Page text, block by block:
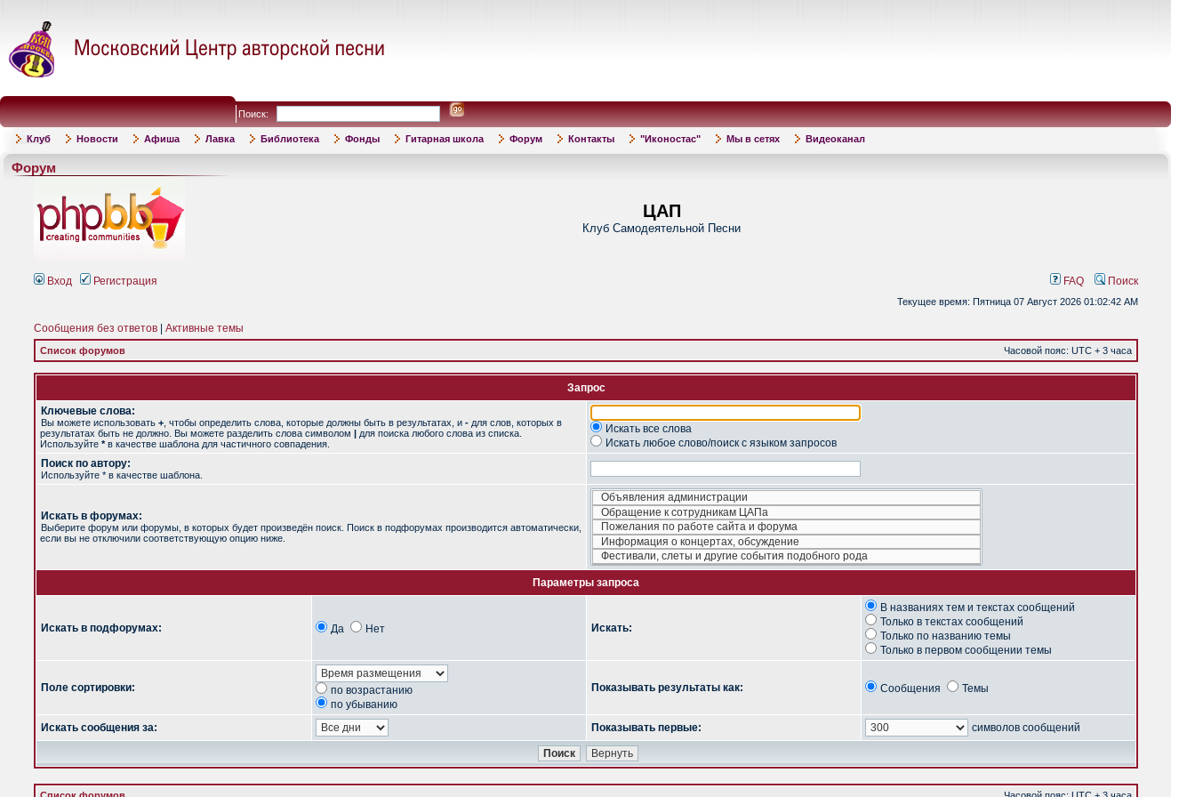
Поиск:
Клуб Новости Афиша Лавка Библиотека Фонды Гитарная школа Форум Контакты "Иконостас" Мы в сетях Видеоканал
Форум
ЦАП
Клуб Самодеятельной Песни
Вход Регистрация FAQ Поиск
Текущее время: Пятница 07 Август 2026 01:02:42 AM
Сообщения без ответов Активные темы
Список форумов Часовой пояс: UTC + 3 часа
Запрос
Ключевые слова:
Вы можете использовать + , чтобы определить слова, которые должны быть в результатах, и - для слов, которых в
результатах быть не должно. Вы можете разделить слова символом | для поиска любого слова из списка.
Используйте *в качестве шаблона для частичного совпадения.
Искать все слова
Искать любое слово/поиск с языком запросов
Поиск по автору:
Используйте * в качестве шаблона.
Искать в форумах:
Выберите форум или форумы, в которых будет произведён поиск. Поиск в подфорумах производится автоматически,
если вы не отключили соответствующую опцию ниже.
Параметры запроса
Искать в подфорумах: Да Нет Искать:
В названиях тем и текстах сообщений
Только в текстах сообщений
Только по названию темы
Только в первом сообщении темы
Поле сортировки:
по возрастанию
по убыванию
Показывать результаты как: Сообщения Темы
Искать сообщения за: Показывать первые: символов сообщений